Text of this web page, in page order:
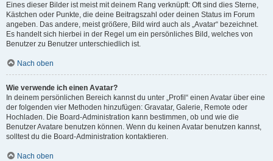
Eines dieser Bilder ist meist mit deinem Rang verknüpft: Oft sind dies Sterne,
Kästchen oder Punkte, die deine Beitragszahl oder deinen Status im Forum
angeben. Das andere, meist größere, Bild wird auch als „Avatar“ bezeichnet.
Es handelt sich hierbei in der Regel um ein persönliches Bild, welches von
Benutzer zu Benutzer unterschiedlich ist.
Nach oben
Wie verwende ich einen Avatar?
In deinem persönlichen Bereich kannst du unter „Profil“ einen Avatar über eine
der folgenden vier Methoden hinzufügen: Gravatar, Galerie, Remote oder
Hochladen. Die Board-Administration kann bestimmen, ob und wie die
Benutzer Avatare benutzen können. Wenn du keinen Avatar benutzen kannst,
solltest du die Board-Administration kontaktieren.
Nach oben